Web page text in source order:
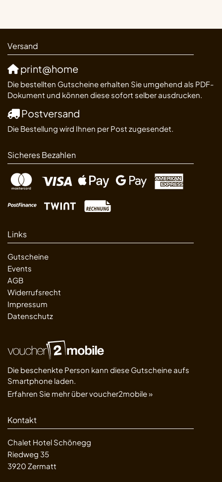
Versand
print@home
Die bestellten Gutscheine erhalten Sie umgehend als PDF-
Dokument und können diese sofort selber ausdrucken.
Postversand
Die Bestellung wird Ihnen per Post zugesendet.
Sicheres Bezahlen
Links
Gutscheine
Events
AGB
Widerrufsrecht
Impressum
Datenschutz
Die beschenkte Person kann diese Gutscheine aufs
Smartphone laden.
Erfahren Sie mehr über voucher2mobile »
Kontakt
Chalet Hotel Schönegg
Riedweg 35
3920 Zermatt